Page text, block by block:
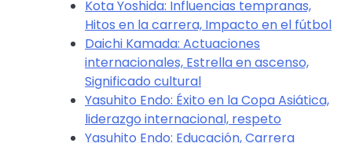
Kota Yoshida: Influencias tempranas,
Hitos en la carrera, Impacto en el fútbol
Daichi Kamada: Actuaciones
internacionales, Estrella en ascenso,
Significado cultural
Yasuhito Endo: Éxito en la Copa Asiática,
liderazgo internacional, respeto
Yasuhito Endo: Educación, Carrera